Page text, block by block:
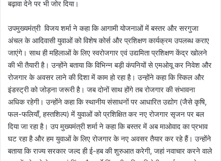
बढ़ावा देने पर भी जोर दिया।
उपमुख्यमंत्री विजय शर्मा ने कहा कि आगामी योजनाओं में बस्तर और सरगुजा
अंचल के आदिवासी युवाओं को विशेष कोर्स और प्रशिक्षण कार्यक्रम उपलब्ध कराए
जाएंगे। साथ ही महिलाओं के लिए स्वरोजगार एवं उद्यमिता प्रशिक्षण केंद्र खोलने
की भी तैयारी है। उन्होंने बताया कि विभिन्न बड़ी कंपनियों से एमओयू कर निवेश और
रोजगार के अवसर लाने की दिशा में काम हो रहा है। उन्होंने कहा कि स्किल और
इंडस्ट्री को जोड़ना जरूरी है। जब दोनों साथ होंगे तब रोजगार की संभावना
अधिक रहेगी। उन्होंने कहा कि स्थानीय संसाधनों पर आधारित उद्योग (जैसे कृषि,
फल-फलियाँ, हस्तशिल्प) में युवाओं को प्रशिक्षित कर नए रोजगार सृजन पर बल
दिया जा रहा है। उप मुख्यमंत्री शर्मा ने कहा कि बस्तर में अब माओवाद का प्रभाव
घट रहा है और हम युवाओं के लिए रोजगार के नए अवसर तैयार कर रहे हैं। उन्होंने
बताया कि राज्य सरकार जल्द ही ई-हब की शुरुआत करेगी, जहां नवाचार करने वाले